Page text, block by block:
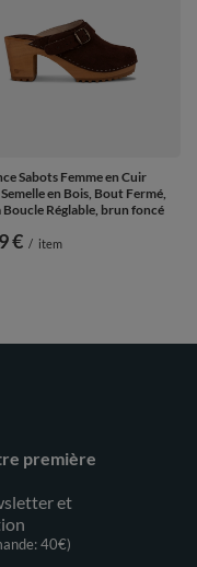
Sabots Femme en Cuir
en Bois, Bout Fermé,
Boucle Réglable, brun foncé
€ / item
première
et
40€)